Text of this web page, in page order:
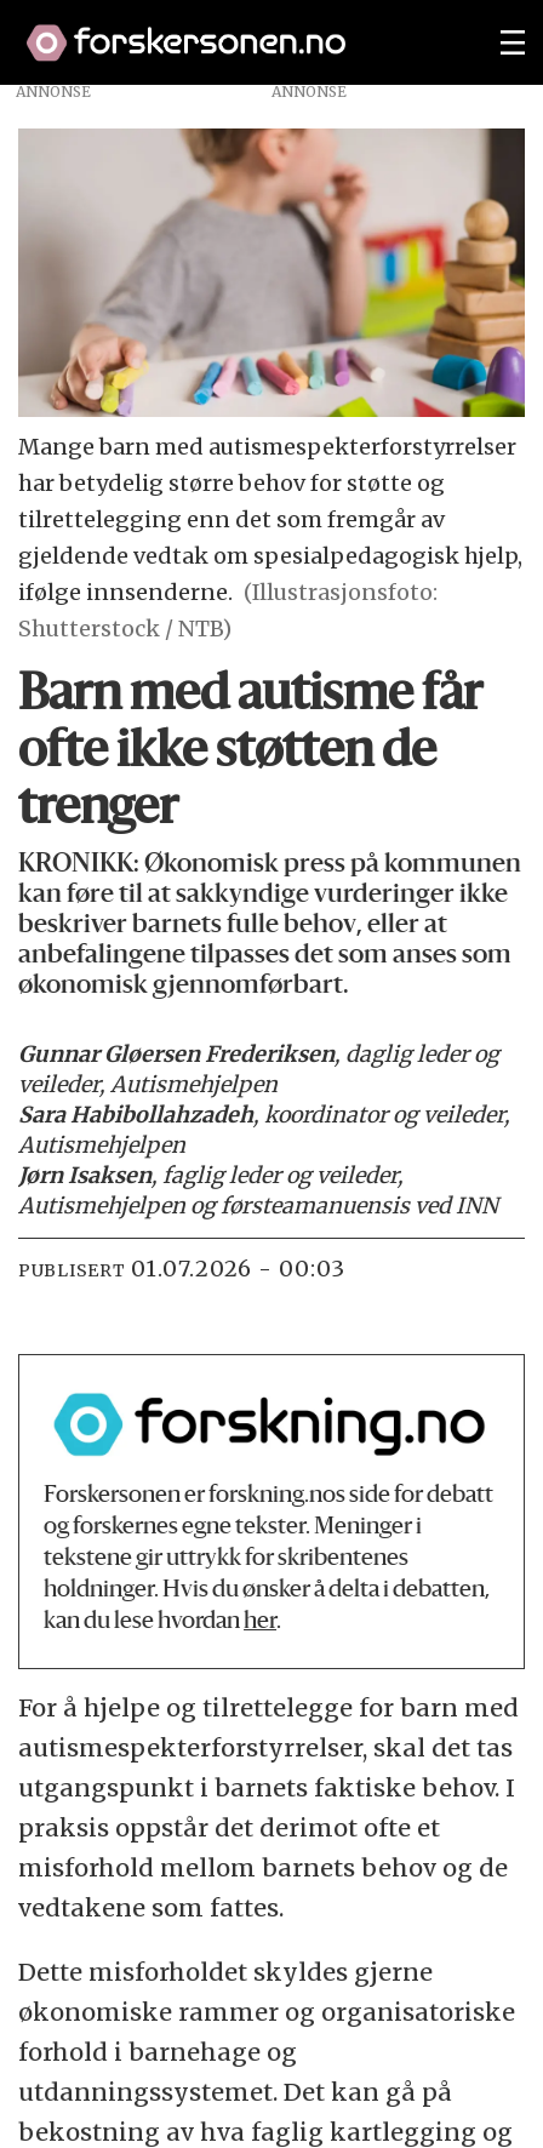
ANNONSE
Mange barn med autismespekterforstyrrelser
har betydelig større behov for støtte og
tilrettelegging enn det som fremgår av
gjeldende vedtak om spesialpedagogisk hjelp,
ifølge innsenderne. (Illustrasjonsfoto:
Shutterstock / NTB)
Barn med autisme får
ofte ikke støtten de
trenger
KRONIKK: Økonomisk press på kommunen
kan føre til at sakkyndige vurderinger ikke
beskriver barnets fulle behov, eller at
anbefalingene tilpasses det som anses som
økonomisk gjennomførbart.
Gunnar Gløersen Frederiksen, daglig leder og
veileder, Autismehjelpen
Sara Habibollahzadeh, koordinator og veileder,
Autismehjelpen
Jørn Isaksen, faglig leder og veileder,
Autismehjelpen og førsteamanuensis ved INN
PUBLISERT 01.07.2026 - 00:03
Forskersonen er forskning.nos side for debatt
og forskernes egne tekster. Meninger i
tekstene gir uttrykk for skribentenes
holdninger. Hvis du ønsker å delta i debatten,
kan du lese hvordanher.
For å hjelpe og tilrettelegge for barn med
autismespekterforstyrrelser, skal det tas
utgangspunkt i barnets faktiske behov. I
praksis oppstår det derimot ofte et
misforhold mellom barnets behov og de
vedtakene som fattes.
Dette misforholdet skyldes gjerne
økonomiske rammer og organisatoriske
forhold i barnehage og
utdanningssystemet. Det kan gå på
bekostning av hva faglig kartlegging og